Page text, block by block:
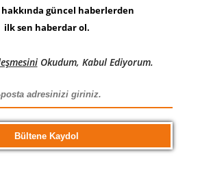
hakkında güncel haberlerden
ilk sen haberdar ol.
Okudum, Kabul Ediyorum.